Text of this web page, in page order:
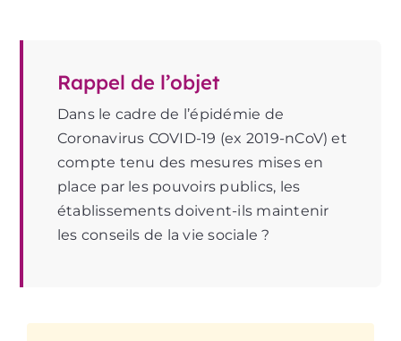
Rappel de l’objet
Dans le cadre de l’épidémie de
Coronavirus COVID-19 (ex 2019-nCoV) et
compte tenu des mesures mises en
place par les pouvoirs publics, les
établissements doivent-ils maintenir
les conseils de la vie sociale ?